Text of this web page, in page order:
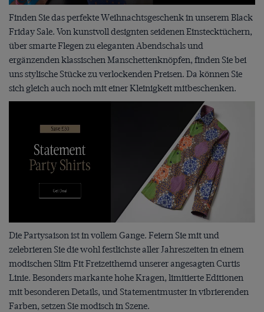
Finden Sie das perfekte Weihnachtsgeschenk in unserem Black
Friday Sale. Von kunstvoll designten seidenen Einstecktüchern,
über smarte Flegen zu eleganten Abendschals und
ergänzenden klassischen Manschettenknöpfen, finden Sie bei
uns stylische Stücke zu verlockenden Preisen. Da können Sie
sich gleich auch noch mit einer Kleinigkeit mitbeschenken.
Die Partysaison ist in vollem Gange. Feiern Sie mit und
zelebrieren Sie die wohl festlichste aller Jahreszeiten in einem
modischen Slim Fit Freizeithemd unserer angesagten Curtis
Linie. Besonders markante hohe Kragen, limitierte Editionen
mit besonderen Details, und Statementmuster in vibrierenden
Farben, setzen Sie modisch in Szene.